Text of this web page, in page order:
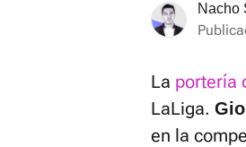
Nacho
La portería
LaLiga.
en la